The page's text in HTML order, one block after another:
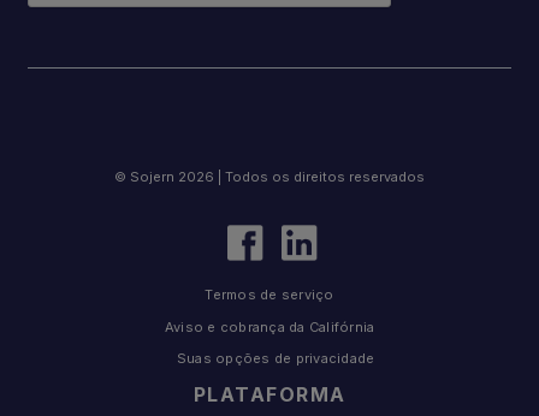
PLATAFORMA
© Sojern 2026 | Todos os direitos reservados
Termos de serviço
Aviso e cobrança da Califórnia
Suas opções de privacidade